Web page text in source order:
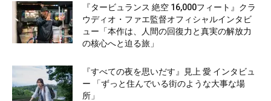
『タービュランス 絶空 16,000フィート』クラ
ウディオ・ファエ監督オフィシャルインタビ
ュー「本作は、人間の回復力と真実の解放力
の核心へと迫る旅」
『すべての夜を思いだす』見上 愛 インタビュ
ー 「ずっと住んでいる街のような大事な場
所」